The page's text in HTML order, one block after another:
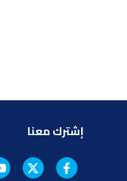
إشترك معنا